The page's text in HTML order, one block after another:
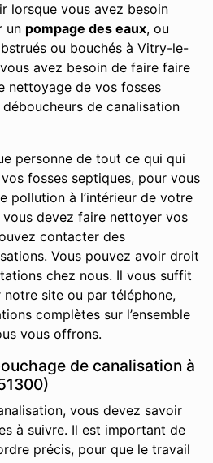
lorsque vous avez besoin
un pompage des eaux, ou
ou bouchés à Vitry-le-
avez besoin de faire faire
nettoyage de vos fosses
de canalisation
personne de tout ce qui qui
fosses septiques, pour vous
pollution à l’intérieur de votre
vous devez faire nettoyer vos
contacter des
Vous pouvez avoir droit
chez nous. Il vous suffit
notre site ou par téléphone,
complètes sur l’ensemble
vous offrons.
de canalisation à
vous devez savoir
à suivre. Il est important de
précis, pour que le travail